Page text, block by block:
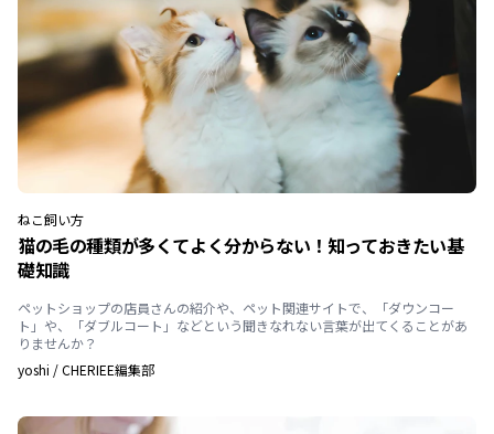
ねこ飼い方
猫の毛の種類が多くてよく分からない！知っておきたい基
礎知識
ペットショップの店員さんの紹介や、ペット関連サイトで、「ダウンコー
ト」や、「ダブルコート」などという聞きなれない言葉が出てくることがあ
りませんか？
yoshi /CHERIEE編集部